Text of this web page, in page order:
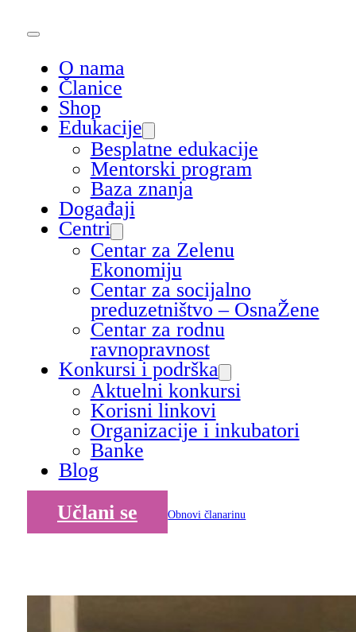
O nama
Članice
Shop
Edukacije
Besplatne edukacije
Mentorski program
Baza znanja
Događaji
Centri
Centar za Zelenu
Ekonomiju
Centar za socijalno
preduzetništvo – OsnaŽene
Centar za rodnu
ravnopravnost
Konkursi i podrška
Aktuelni konkursi
Korisni linkovi
Organizacije i inkubatori
Banke
Blog
Učlani se
Obnovi članarinu